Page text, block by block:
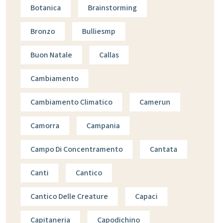
Botanica Brainstorming
Bronzo Bulliesmp
Buon Natale Callas
Cambiamento
Cambiamento Climatico Camerun
Camorra Campania
Campo Di Concentramento Cantata
Canti Cantico
Cantico Delle Creature Capaci
Capitaneria Capodichino